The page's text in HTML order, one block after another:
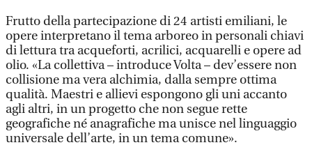
Frutto della partecipazione di 24 artisti emiliani, le
opere interpretano il tema arboreo in personali chiavi
di lettura tra acqueforti, acrilici, acquarelli e opere ad
olio. «La collettiva – introduce Volta – dev’essere non
collisione ma vera alchimia, dalla sempre ottima
qualità. Maestri e allievi espongono gli uni accanto
agli altri, in un progetto che non segue rette
geografiche né anagrafiche ma unisce nel linguaggio
universale dell’arte, in un tema comune».